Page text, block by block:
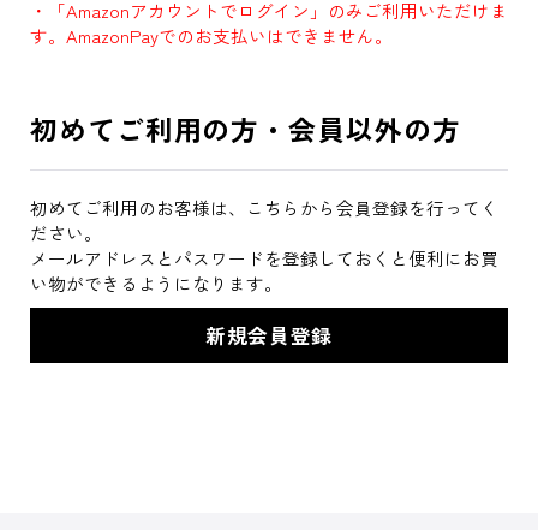
・「Amazonアカウントでログイン」のみご利用いただけま
す。AmazonPayでのお支払いはできません。
初めてご利用の方・会員以外の方
初めてご利用のお客様は、こちらから会員登録を行ってく
ださい。
メールアドレスとパスワードを登録しておくと便利にお買
い物ができるようになります。